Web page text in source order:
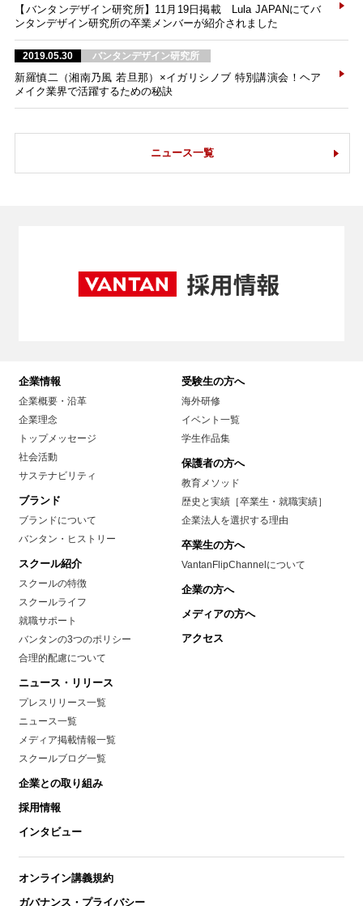
【バンタンデザイン研究所】11月19日掲載 Lula JAPANにてバ
ンタンデザイン研究所の卒業メンバーが紹介されました
2019.05.30 バンタンデザイン研究所
新羅慎二（湘南乃風 若旦那）×イガリシノブ 特別講演会！ヘア
メイク業界で活躍するための秘訣
ニュース一覧
企業情報
企業概要・沿革
企業理念
トップメッセージ
社会活動
サステナビリティ
ブランド
ブランドについて
バンタン・ヒストリー
スクール紹介
スクールの特徴
スクールライフ
就職サポート
バンタンの3つのポリシー
合理的配慮について
ニュース・リリース
プレスリリース一覧
ニュース一覧
メディア掲載情報一覧
スクールブログ一覧
企業との取り組み
採用情報
インタビュー
受験生の方へ
海外研修
イベント一覧
学生作品集
保護者の方へ
教育メソッド
歴史と実績［卒業生・就職実績］
企業法人を選択する理由
卒業生の方へ
VantanFlipChannelについて
企業の方へ
メディアの方へ
アクセス
オンライン講義規約
ガバナンス・プライバシー